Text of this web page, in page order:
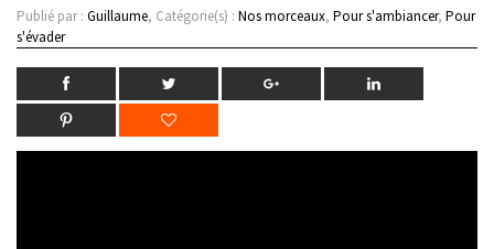
Publié par : Guillaume, Catégorie(s) : Nos morceaux, Pour s'ambiancer, Pour
s'évader